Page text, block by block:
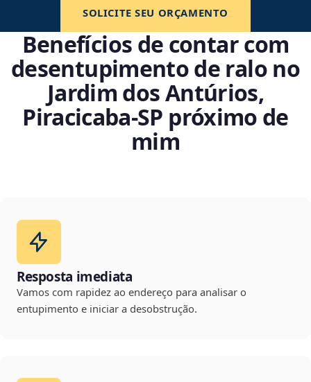
SOLICITE SEU ORÇAMENTO
Benefícios de contar com
desentupimento de ralo no
Jardim dos Antúrios,
Piracicaba‑SP próximo de
mim
Resposta imediata
Vamos com rapidez ao endereço para analisar o
entupimento e iniciar a desobstrução.